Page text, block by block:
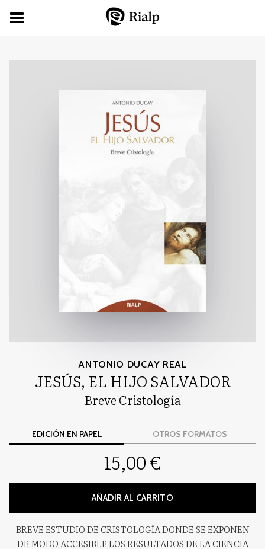
ANTONIO DUCAY REAL
JESÚS, EL HIJO SALVADOR
Breve Cristología
EDICIÓN EN PAPEL OTROS FORMATOS
15,00 €
AÑADIR AL CARRITO
BREVE ESTUDIO DE CRISTOLOGÍA DONDE SE EXPONEN
DE MODO ACCESIBLE LOS RESULTADOS DE LA CIENCIA